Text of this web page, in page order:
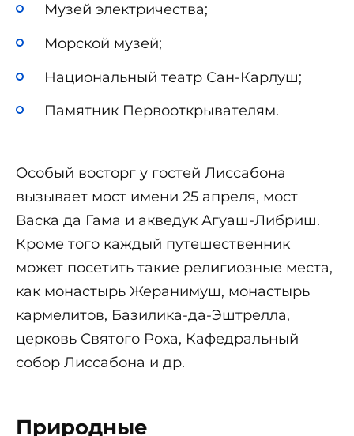
Музей электричества;
Морской музей;
Национальный театр Сан-Карлуш;
Памятник Первооткрывателям.
Особый восторг у гостей Лиссабона
вызывает мост имени 25 апреля, мост
Васка да Гама и акведук Агуаш-Либриш.
Кроме того каждый путешественник
может посетить такие религиозные места,
как монастырь Жеранимуш, монастырь
кармелитов, Базилика-да-Эштрелла,
церковь Святого Роха, Кафедральный
собор Лиссабона и др.
Природные